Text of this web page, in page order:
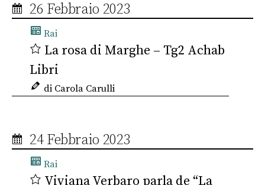
26 Febbraio 2023
Rai
La rosa di Marghe – Tg2 Achab
Libri
di Carola Carulli
24 Febbraio 2023
Rai
Viviana Verbaro parla de “La